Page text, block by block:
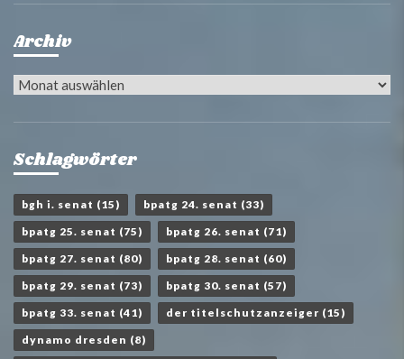
Archiv
Archiv
Schlagwörter
bgh i. senat (15) bpatg 24. senat (33)
bpatg 25. senat (75) bpatg 26. senat (71)
bpatg 27. senat (80) bpatg 28. senat (60)
bpatg 29. senat (73) bpatg 30. senat (57)
bpatg 33. senat (41) der titelschutzanzeiger (15)
dynamo dresden (8)